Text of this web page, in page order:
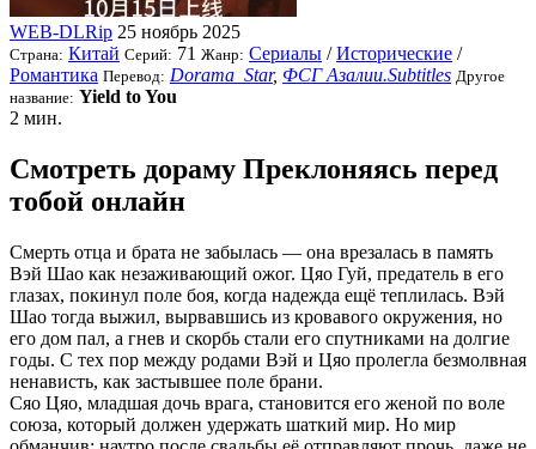
WEB-DLRip 25 ноябрь 2025
Страна: Китай Серий: 71 Жанр: Сериалы /Исторические /
Романтика Перевод: Dorama_Star, ФСГ Азалии.Subtitles Другое
название: Yield to You
2 мин.
Смотреть дораму Преклоняясь перед
тобой онлайн
Смерть отца и брата не забылась — она врезалась в память
Вэй Шао как незаживающий ожог. Цяо Гуй, предатель в его
глазах, покинул поле боя, когда надежда ещё теплилась. Вэй
Шао тогда выжил, вырвавшись из кровавого окружения, но
его дом пал, а гнев и скорбь стали его спутниками на долгие
годы. С тех пор между родами Вэй и Цяо пролегла безмолвная
ненависть, как застывшее поле брани.
Сяо Цяо, младшая дочь врага, становится его женой по воле
союза, который должен удержать шаткий мир. Но мир